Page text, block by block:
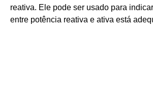
reativa. Ele pode ser usado para
entre potência reativa e ativa está